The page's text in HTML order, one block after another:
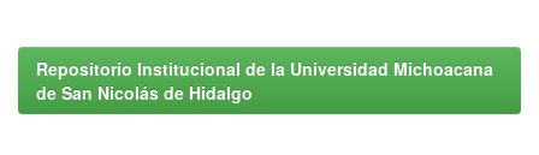
Repositorio Institucional de la Universidad Michoacana
de San Nicolás de Hidalgo